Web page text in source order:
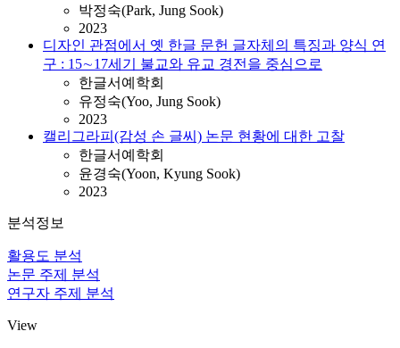
박정숙(Park, Jung Sook)
2023
디자인 관점에서 옛 한글 문헌 글자체의 특징과 양식 연
구 : 15∼17세기 불교와 유교 경전을 중심으로
한글서예학회
유정숙(Yoo, Jung Sook)
2023
캘리그라피(감성 손 글씨) 논문 현황에 대한 고찰
한글서예학회
윤경숙(Yoon, Kyung Sook)
2023
분석정보
활용도 분석
논문 주제 분석
연구자 주제 분석
View